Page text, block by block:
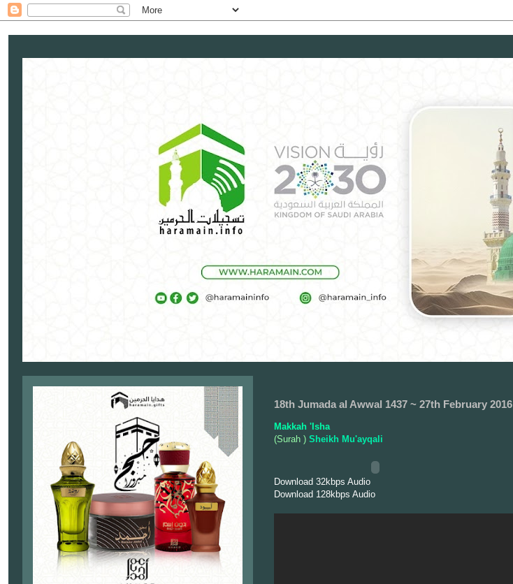
18th Jumada al Awwal 1437 ~ 27th February 2016
Makkah 'Isha
(Surah ) Sheikh Mu'ayqali
Download 32kbps Audio
Download 128kbps Audio